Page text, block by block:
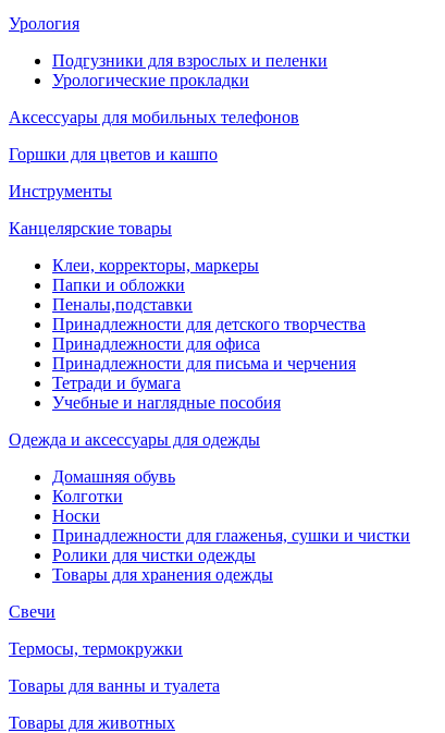
Урология
Подгузники для взрослых и пеленки
Урологические прокладки
Аксессуары для мобильных телефонов
Горшки для цветов и кашпо
Инструменты
Канцелярские товары
Клеи, корректоры, маркеры
Папки и обложки
Пеналы,подставки
Принадлежности для детского творчества
Принадлежности для офиса
Принадлежности для письма и черчения
Тетради и бумага
Учебные и наглядные пособия
Одежда и аксессуары для одежды
Домашняя обувь
Колготки
Носки
Принадлежности для глаженья, сушки и чистки
Ролики для чистки одежды
Товары для хранения одежды
Свечи
Термосы, термокружки
Товары для ванны и туалета
Товары для животных